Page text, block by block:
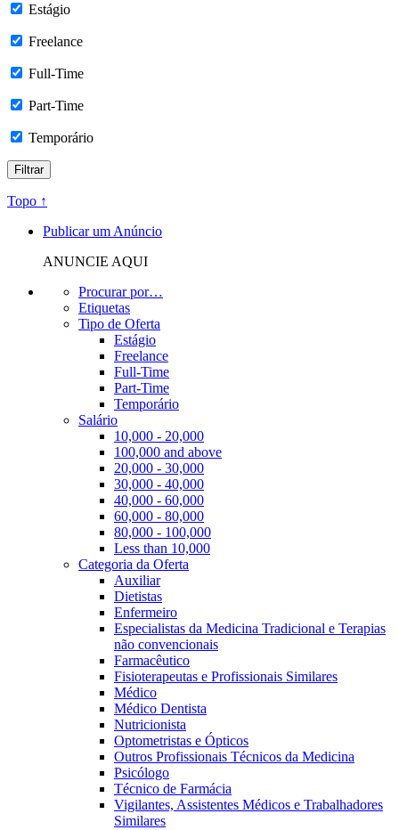
Estágio
Freelance
Full-Time
Part-Time
Temporário
Topo ↑
Publicar um Anúncio
ANUNCIE AQUI
Procurar por…
Etiquetas
Tipo de Oferta
Estágio
Freelance
Full-Time
Part-Time
Temporário
Salário
10,000 - 20,000
100,000 and above
20,000 - 30,000
30,000 - 40,000
40,000 - 60,000
60,000 - 80,000
80,000 - 100,000
Less than 10,000
Categoria da Oferta
Auxiliar
Dietistas
Enfermeiro
Especialistas da Medicina Tradicional e Terapias
não convencionais
Farmacêutico
Fisioterapeutas e Profissionais Similares
Médico
Médico Dentista
Nutricionista
Optometristas e Ópticos
Outros Profissionais Técnicos da Medicina
Psicólogo
Técnico de Farmácia
Vigilantes, Assistentes Médicos e Trabalhadores
Similares